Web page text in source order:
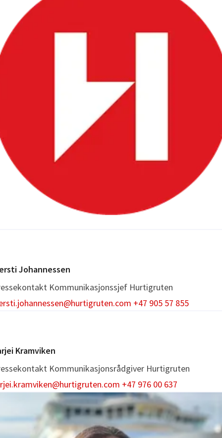
for kundehenvendelser
Johannessen
Kommunikasjonssjef Hurtigruten
+47 905 57 855
Kramviken
Kommunikasjonsrådgiver Hurtigruten
+47 976 00 637